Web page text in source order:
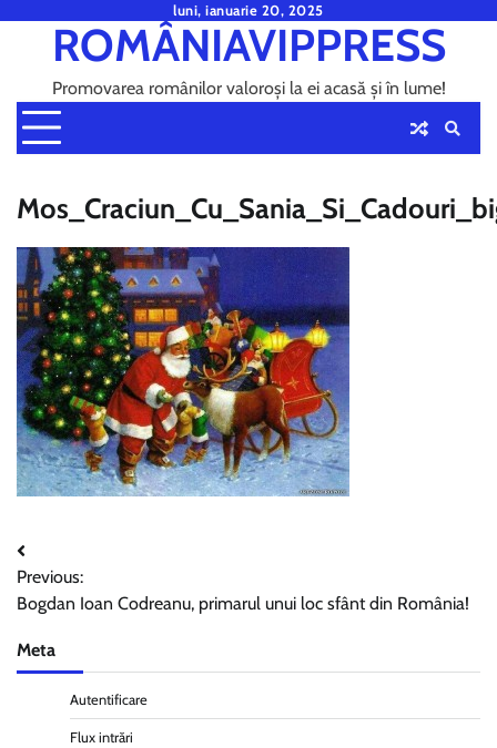
content
luni, ianuarie 20, 2025
ROMÂNIAVIPPRESS
Promovarea românilor valoroși la ei acasă și în lume!
Navigare
în
articole
Previous:
Bogdan Ioan Codreanu, primarul unui loc sfânt din România!
Meta
Autentificare
Flux intrări